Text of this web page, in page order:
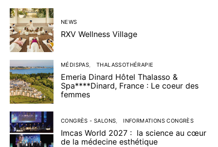
NEWS
RXV Wellness Village
MÉDISPAS THALASSOTHÉRAPIE
Emeria Dinard Hôtel Thalasso &
Spa****Dinard, France : Le coeur des
femmes
CONGRÈS - SALONS INFORMATIONS CONGRÈS
Imcas World 2027 : la science au cœur
de la médecine esthétique